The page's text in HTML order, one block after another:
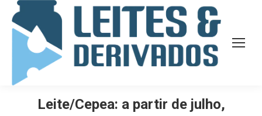
Leite/Cepea: a partir de julho,